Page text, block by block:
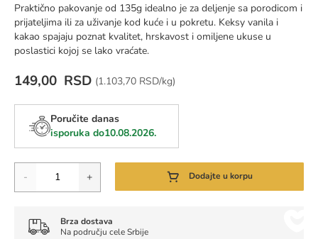
Praktično pakovanje od 135g idealno je za deljenje sa porodicom i
prijateljima ili za uživanje kod kuće i u pokretu. Keksy vanila i
kakao spajaju poznat kvalitet, hrskavost i omiljene ukuse u
poslastici kojoj se lako vraćate.
149,00 RSD (Cena za jedinicu mere:
1.103,70 RSD/kg)
Poručite danas
isporuka do10.08.2026.
- + Dodajte u korpu
Brza dostava
Na području cele Srbije